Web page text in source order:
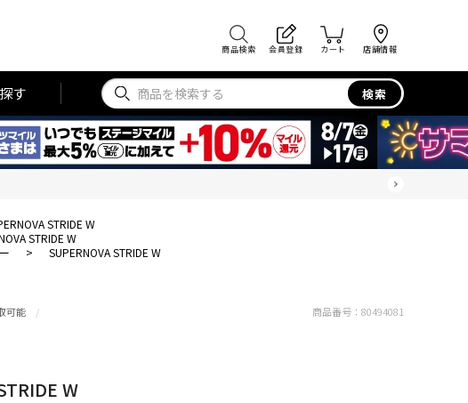
商品検索 会員登録 カート 店舗情報
す 検索
STRIDE W
STRIDE W
> SUPERNOVA STRIDE W
可能
W
商品番号： 80494081